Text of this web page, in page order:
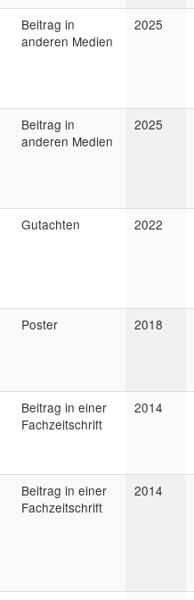
Beitrag in
anderen Medien
2025
Beitrag in
anderen Medien
2025
Gutachten 2022
Poster 2018
Beitrag in einer
Fachzeitschrift
2014
Beitrag in einer
Fachzeitschrift
2014